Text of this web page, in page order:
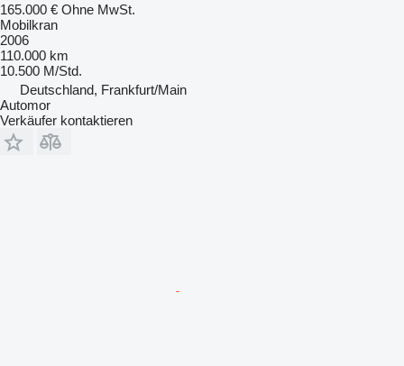
165.000 € Ohne MwSt.
Mobilkran
2006
110.000 km
10.500 M/Std.
Deutschland, Frankfurt/Main
Automor
Verkäufer kontaktieren